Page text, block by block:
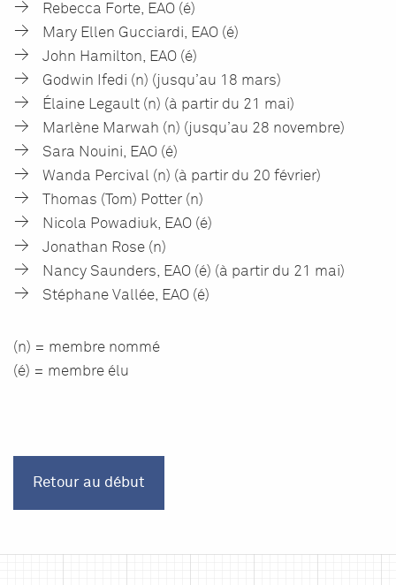
Rebecca Forte, EAO (é)
Mary Ellen Gucciardi, EAO (é)
John Hamilton, EAO (é)
Godwin Ifedi (n) (jusqu’au 18 mars)
Élaine Legault (n) (à partir du 21 mai)
Marlène Marwah (n) (jusqu’au 28 novembre)
Sara Nouini, EAO (é)
Wanda Percival (n) (à partir du 20 février)
Thomas (Tom) Potter (n)
Nicola Powadiuk, EAO (é)
Jonathan Rose (n)
Nancy Saunders, EAO (é) (à partir du 21 mai)
Stéphane Vallée, EAO (é)
(n) = membre nommé
(é) = membre élu
Retour au début